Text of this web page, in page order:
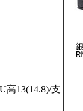
高13(14.8)/支